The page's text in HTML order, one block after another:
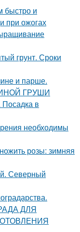
быстро и
при ожогах
грунт. Сроки
и парше.
ГРУШИ
Посадка в
необходимы
розы: зимняя
Северный
ДЛЯ